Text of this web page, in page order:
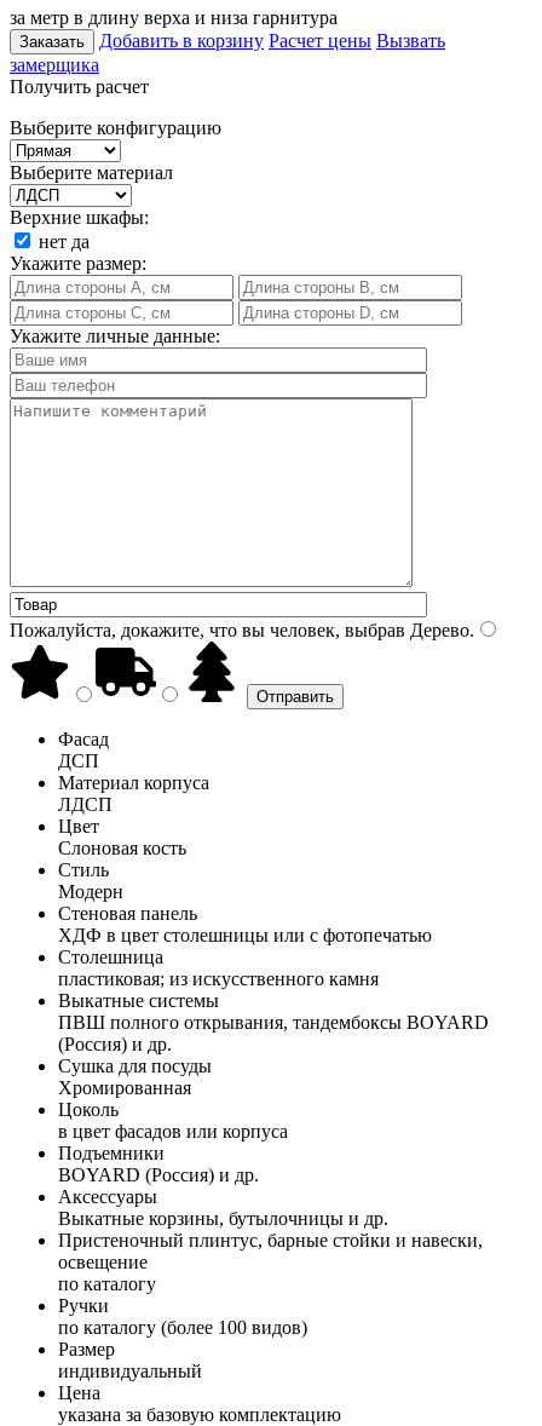
за метр в длину верха и низа гарнитура
Заказать Добавить в корзину Расчет цены Вызвать
замерщика
Получить расчет
Выберите конфигурацию
Выберите материал
Верхние шкафы:
нет да
Укажите размер:
Укажите личные данные:
Пожалуйста, докажите, что вы человек, выбрав Дерево.
Фасад
ДСП
Материал корпуса
ЛДСП
Цвет
Слоновая кость
Стиль
Модерн
Стеновая панель
ХДФ в цвет столешницы или с фотопечатью
Столешница
пластиковая; из искусственного камня
Выкатные системы
ПВШ полного открывания, тандембоксы BOYARD
(Россия) и др.
Сушка для посуды
Хромированная
Цоколь
в цвет фасадов или корпуса
Подъемники
BOYARD (Россия) и др.
Аксессуары
Выкатные корзины, бутылочницы и др.
Пристеночный плинтус, барные стойки и навески,
освещение
по каталогу
Ручки
по каталогу (более 100 видов)
Размер
индивидуальный
Цена
указана за базовую комплектацию